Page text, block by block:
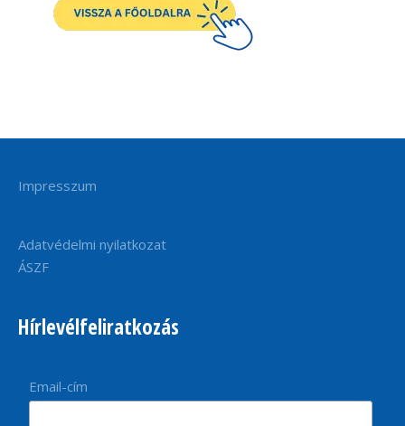
Impresszum
Adatvédelmi nyilatkozat
ÁSZF
Hírlevélfeliratkozás
Email-cím